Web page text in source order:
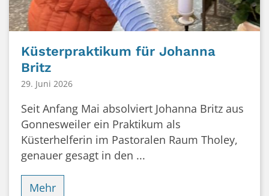
Küsterpraktikum für Johanna
Britz
29. Juni 2026
Seit Anfang Mai absolviert Johanna Britz aus
Gonnesweiler ein Praktikum als
Küsterhelferin im Pastoralen Raum Tholey,
genauer gesagt in den ...
Mehr